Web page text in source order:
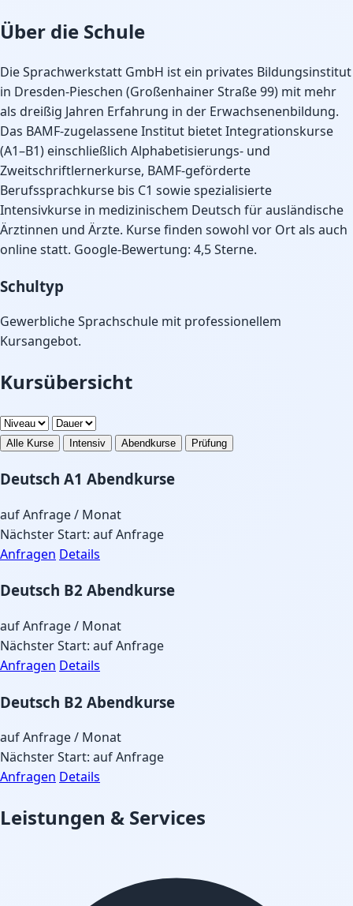
Über die Schule
Die Sprachwerkstatt GmbH ist ein privates Bildungsinstitut
in Dresden-Pieschen (Großenhainer Straße 99) mit mehr
als dreißig Jahren Erfahrung in der Erwachsenenbildung.
Das BAMF-zugelassene Institut bietet Integrationskurse
(A1–B1) einschließlich Alphabetisierungs- und
Zweitschriftlernerkurse, BAMF-geförderte
Berufssprachkurse bis C1 sowie spezialisierte
Intensivkurse in medizinischem Deutsch für ausländische
Ärztinnen und Ärzte. Kurse finden sowohl vor Ort als auch
online statt. Google-Bewertung: 4,5 Sterne.
Schultyp
Gewerbliche Sprachschule mit professionellem
Kursangebot.
Kursübersicht
Alle Kurse Intensiv Abendkurse Prüfung
Deutsch A1 Abendkurse
auf Anfrage/ Monat
Nächster Start: auf Anfrage
Anfragen Details
Deutsch B2 Abendkurse
auf Anfrage/ Monat
Nächster Start: auf Anfrage
Anfragen Details
Deutsch B2 Abendkurse
auf Anfrage/ Monat
Nächster Start: auf Anfrage
Anfragen Details
Leistungen & Services